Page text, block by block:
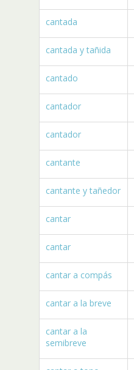
cantada
cantada y tañida
cantado
cantador
cantador
cantante
cantante y tañedor
cantar
cantar
cantar a compás
cantar a la breve
cantar a la
semibreve